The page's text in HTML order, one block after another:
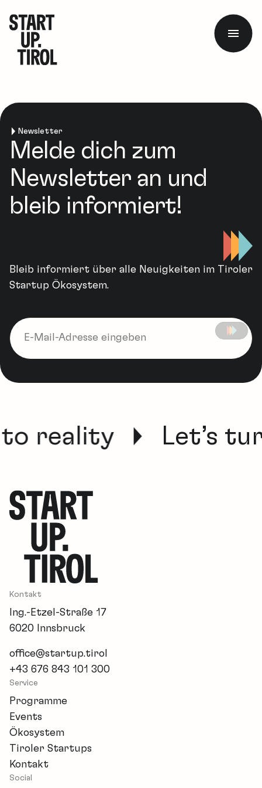
Newsletter
Melde dich zum
Newsletter an und
bleib informiert!
Bleib informiert über alle Neuigkeiten im Tiroler
Startup Ökosystem.
reality Let’s
Kontakt
Ing.-Etzel-Straße 17
6020 Innsbruck
office@startup.tirol
+43 676 843 101 300
Service
Programme
Events
Ökosystem
Tiroler Startups
Kontakt
Social